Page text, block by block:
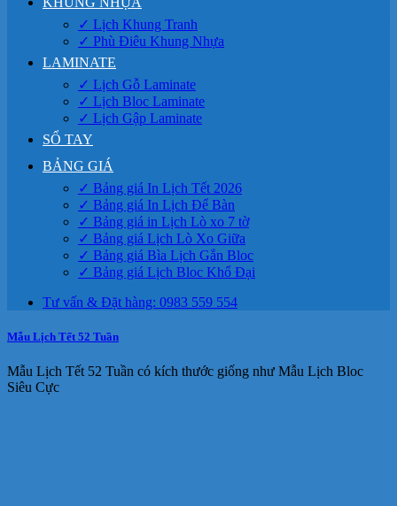
✓ Lịch Khung Tranh
✓ Phù Điêu Khung Nhựa
LAMINATE
✓ Lịch Gỗ Laminate
✓ Lịch Bloc Laminate
✓ Lịch Gập Laminate
SỔ TAY
BẢNG GIÁ
✓ Bảng giá In Lịch Tết 2026
✓ Bảng giá In Lịch Để Bàn
✓ Bảng giá in Lịch Lò xo 7 tờ
✓ Bảng giá Lịch Lò Xo Giữa
✓ Bảng giá Bìa Lịch Gắn Bloc
✓ Bảng giá Lịch Bloc Khổ Đại
Tư vấn & Đặt hàng: 0983 559 554
Mẫu Lịch Tết 52 Tuần
Mẫu Lịch Tết 52 Tuần có kích thước giống như Mẫu Lịch Bloc
Siêu Cực